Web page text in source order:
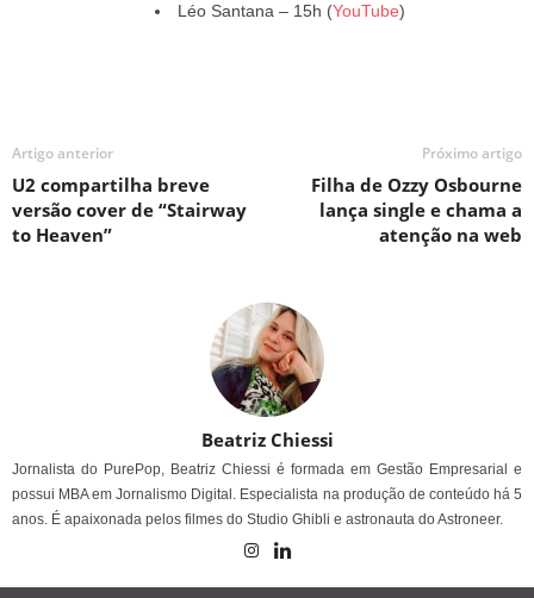
Léo Santana – 15h (YouTube)
Artigo anterior
U2 compartilha breve
versão cover de “Stairway
to Heaven”
Próximo artigo
Filha de Ozzy Osbourne
lança single e chama a
atenção na web
Beatriz Chiessi
Jornalista do PurePop, Beatriz Chiessi é formada em Gestão Empresarial e
possui MBA em Jornalismo Digital. Especialista na produção de conteúdo há 5
anos. É apaixonada pelos filmes do Studio Ghibli e astronauta do Astroneer.